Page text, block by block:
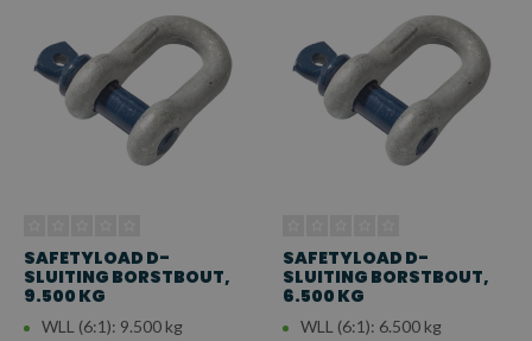
SAFETYLOAD D-
SLUITING BORSTBOUT,
9.500 KG
WLL (6:1): 9.500 kg
SAFETYLOAD D-
SLUITING BORSTBOUT,
6.500 KG
WLL (6:1): 6.500 kg